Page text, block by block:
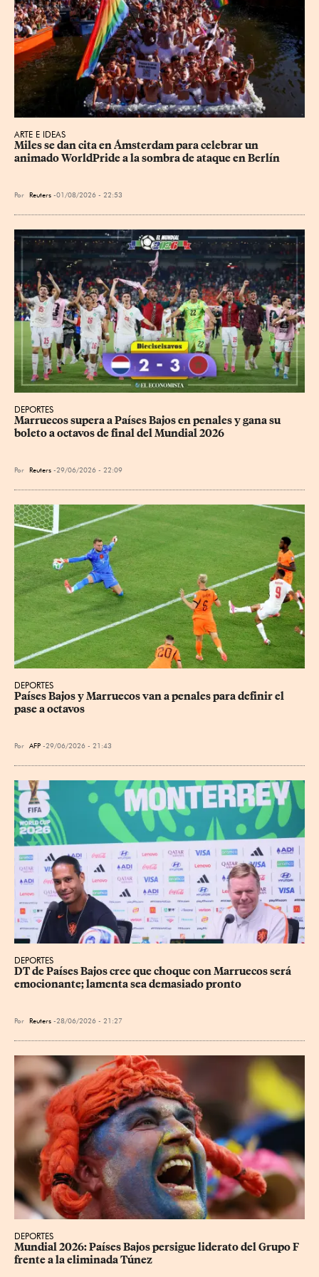
ARTE E IDEAS
Miles se dan cita en Ámsterdam para celebrar un
animado WorldPride a la sombra de ataque en Berlín
Por Reuters 01/08/2026 - 22:53
DEPORTES
Marruecos supera a Países Bajos en penales y gana su
boleto a octavos de final del Mundial 2026
Por Reuters 29/06/2026 - 22:09
DEPORTES
Países Bajos y Marruecos van a penales para definir el
pase a octavos
Por AFP 29/06/2026 - 21:43
DEPORTES
DT de Países Bajos cree que choque con Marruecos será
emocionante; lamenta sea demasiado pronto
Por Reuters 28/06/2026 - 21:27
DEPORTES
Mundial 2026: Países Bajos persigue liderato del Grupo F
frente a la eliminada Túnez